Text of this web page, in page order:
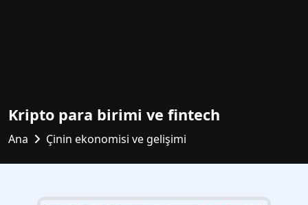
Kripto para birimi ve fintech
Ana Çinin ekonomisi ve gelişimi